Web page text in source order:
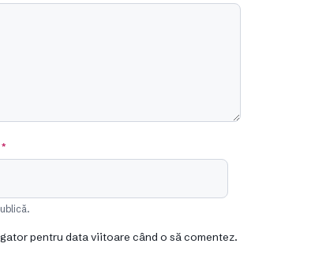
*
pentru data viitoare când o să comentez.